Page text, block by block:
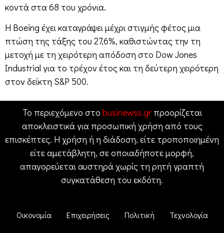
κοντά στα 68 του χρόνια.
Η Boeing έχει καταγράψει μέχρι στιγμής φέτος μια
πτώση της τάξης του 27,6%, καθιστώντας την τη
μετοχή με τη χειρότερη απόδοση στο Dow Jones
Industrial για το τρέχον έτος και τη δεύτερη χειρότερη
στον δείκτη S&P 500.
Το περιεχόμενο στο businewss.grπροορίζεται
αποκλειστικά για προσωπική χρήση από τους
επισκέπτες. Η χρήση ή η διάδοση, είτε τροποποιημένη
είτε αμετάβλητη, σε οποιαδήποτε μορφή,
απαγορεύεται αυστηρά χωρίς τη ρητή γραπτή
συγκατάθεση του εκδότη.
Οικονομία Επιχειρήσεις Πολιτική Τεχνολογία